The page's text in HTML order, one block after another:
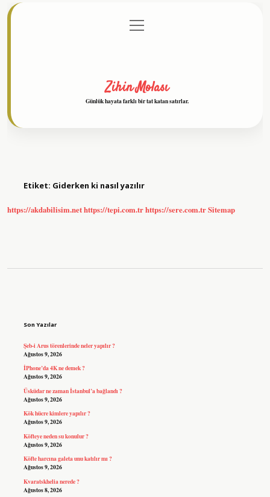
Gizlilik Politikası
menüyü
aç
Zihin Molası
Günlük hayata farklı bir tat katan satırlar.
Etiket: Giderken ki nasıl yazılır
https://akdabilisim.nethttps://tepi.com.trhttps://sere.com.trSitemap
Son Yazılar
Şeb-i Arus törenlerinde neler yapılır ?
Ağustos 9, 2026
İPhone’da 4K ne demek ?
Ağustos 9, 2026
Üsküdar ne zaman İstanbul’a bağlandı ?
Ağustos 9, 2026
Kök hücre kimlere yapılır ?
Ağustos 9, 2026
Köfteye neden su konulur ?
Ağustos 9, 2026
Köfte harcına galeta unu katılır mı ?
Ağustos 9, 2026
Kvaratskhelia nerede ?
Ağustos 8, 2026